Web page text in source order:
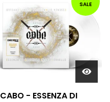
SALE
CABO - ESSENZA DI